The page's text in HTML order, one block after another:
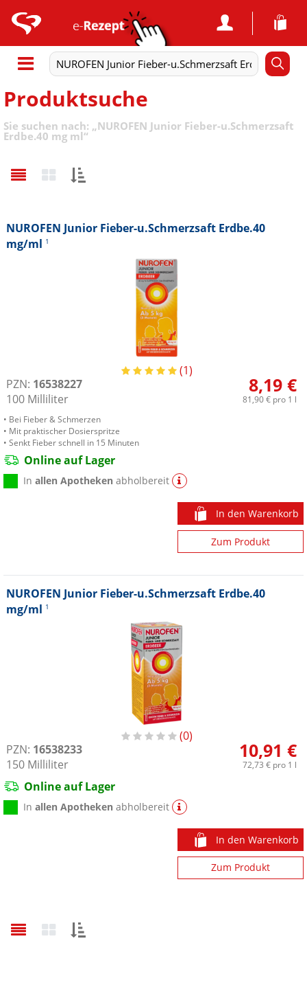
Produktsuche
Sie suchen nach: „NUROFEN Junior Fieber-u.Schmerzsaft
Erdbe.40 mg ml“
NUROFEN Junior Fieber-u.Schmerzsaft Erdbe.40
mg/ml 1
1
PZN: 16538227
100 Milliliter
8,19 €
81,90 €pro 1 l
• Bei Fieber & Schmerzen
• Mit praktischer Dosierspritze
• Senkt Fieber schnell in 15 Minuten
Online auf Lager
Inallen Apotheken abholbereit
In den Warenkorb
Zum Produkt
NUROFEN Junior Fieber-u.Schmerzsaft Erdbe.40
mg/ml 1
0
PZN: 16538233
150 Milliliter
10,91 €
72,73 €pro 1 l
Online auf Lager
Inallen Apotheken abholbereit
In den Warenkorb
Zum Produkt